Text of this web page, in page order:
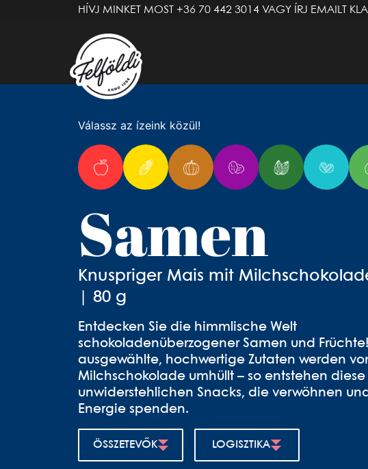
HÍVJ MINKET MOST +36 70 442 3014 VAGY ÍRJ EMAILT
Válassz az ízeink közül!
Samen
Knuspriger Mais mit
| 80 g
Entdecken Sie die himmlische Welt
schokoladenüberzogener Samen und
ausgewählte, hochwertige Zutaten werden
Milchschokolade umhüllt – so entstehen diese
unwiderstehlichen Snacks, die verwöhnen
Energie spenden.
ÖSSZETEVŐK LOGISZTIKA